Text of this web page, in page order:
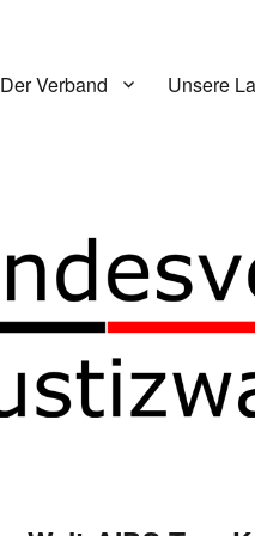
Der Verband Unsere